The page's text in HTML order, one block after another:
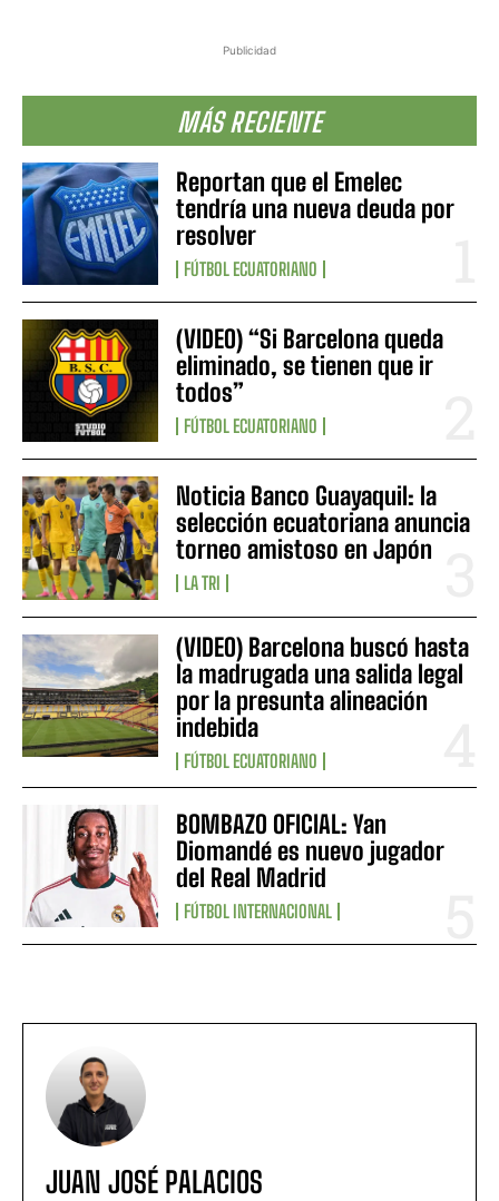
Publicidad
MÁS RECIENTE
Reportan que el Emelec
tendría una nueva deuda por
resolver
FÚTBOL ECUATORIANO
(VIDEO) “Si Barcelona queda
eliminado, se tienen que ir
todos”
FÚTBOL ECUATORIANO
Noticia Banco Guayaquil: la
selección ecuatoriana anuncia
torneo amistoso en Japón
LA TRI
(VIDEO) Barcelona buscó hasta
la madrugada una salida legal
por la presunta alineación
indebida
FÚTBOL ECUATORIANO
BOMBAZO OFICIAL: Yan
Diomandé es nuevo jugador
del Real Madrid
FÚTBOL INTERNACIONAL
JUAN JOSÉ PALACIOS